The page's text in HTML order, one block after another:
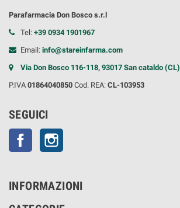
Parafarmacia Don Bosco s.r.l
Tel: +39 0934 1901967
Email: info@stareinfarma.com
Via Don Bosco 116-118, 93017 San cataldo (CL)
P.IVA 01864040850 Cod. REA: CL-103953
SEGUICI
Facebook
INFORMAZIONI